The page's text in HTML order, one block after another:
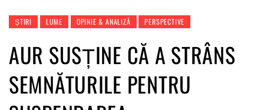
ȘTIRI LUME OPINIE & ANALIZĂ PERSPECTIVE
AUR SUSȚINE CĂ A STRÂNS
SEMNĂTURILE PENTRU